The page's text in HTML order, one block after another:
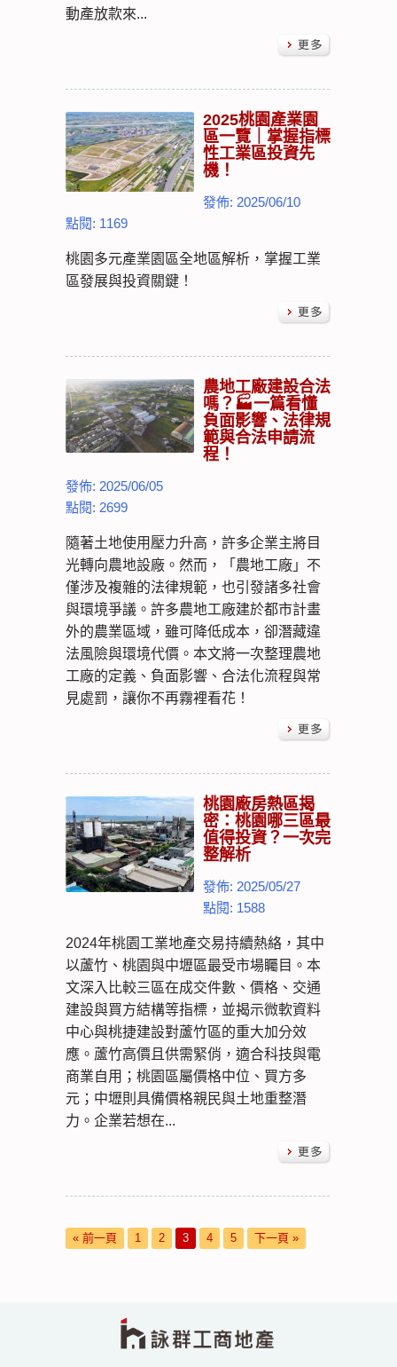
動產放款來...
2025桃園產業園
區一覽｜掌握指標
性工業區投資先
機！
發佈: 2025/06/10
點閱: 1169
桃園多元產業園區全地區解析，掌握工業
區發展與投資關鍵！
農地工廠建設合法
嗎？🏭一篇看懂
負面影響、法律規
範與合法申請流
程！
發佈: 2025/06/05
點閱: 2699
隨著土地使用壓力升高，許多企業主將目
光轉向農地設廠。然而，「農地工廠」不
僅涉及複雜的法律規範，也引發諸多社會
與環境爭議。許多農地工廠建於都市計畫
外的農業區域，雖可降低成本，卻潛藏違
法風險與環境代價。本文將一次整理農地
工廠的定義、負面影響、合法化流程與常
見處罰，讓你不再霧裡看花！
桃園廠房熱區揭
密：桃園哪三區最
值得投資？一次完
整解析
發佈: 2025/05/27
點閱: 1588
2024年桃園工業地產交易持續熱絡，其中
以蘆竹、桃園與中壢區最受市場矚目。本
文深入比較三區在成交件數、價格、交通
建設與買方結構等指標，並揭示微軟資料
中心與桃捷建設對蘆竹區的重大加分效
應。蘆竹高價且供需緊俏，適合科技與電
商業自用；桃園區屬價格中位、買方多
元；中壢則具備價格親民與土地重整潛
力。企業若想在...
« 前一頁 1 2 3 4 5 下一頁 »